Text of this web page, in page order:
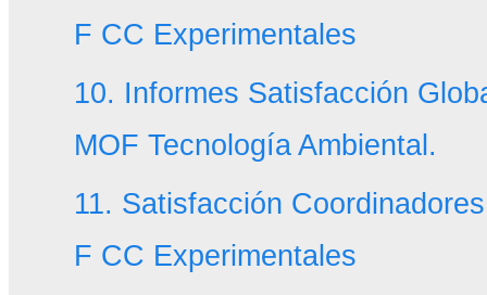
F CC Experimentales
10. Informes Satisfacción
MOF Tecnología Ambiental.
11. Satisfacción
F CC Experimentales